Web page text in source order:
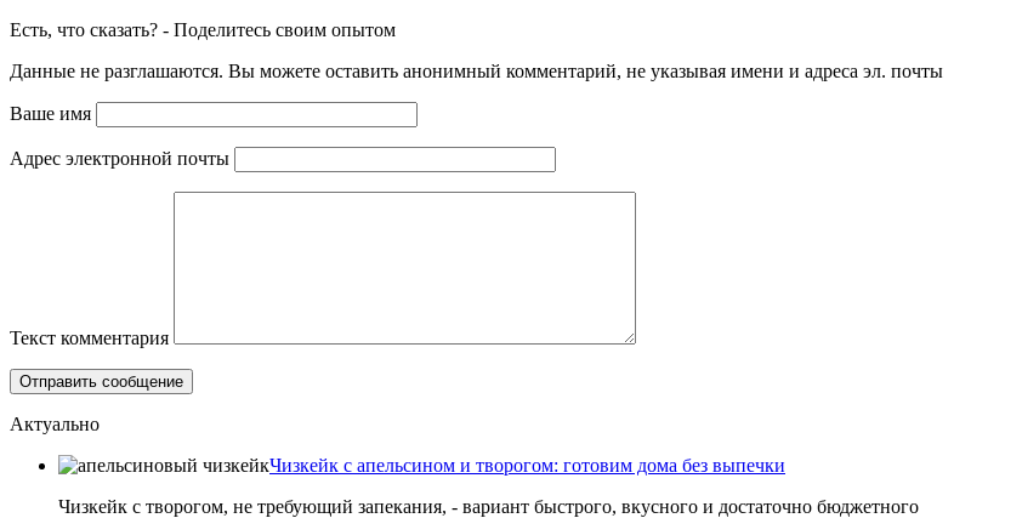
Есть, что сказать? - Поделитесь своим опытом
Данные не разглашаются. Вы можете оставить анонимный комментарий, не указывая имени и адреса эл. почты
Ваше имя
Адрес электронной почты
Текст комментария
Актуально
Чизкейк с апельсином и творогом: готовим дома без выпечки
Чизкейк с творогом, не требующий запекания, - вариант быстрого, вкусного и достаточно бюджетного